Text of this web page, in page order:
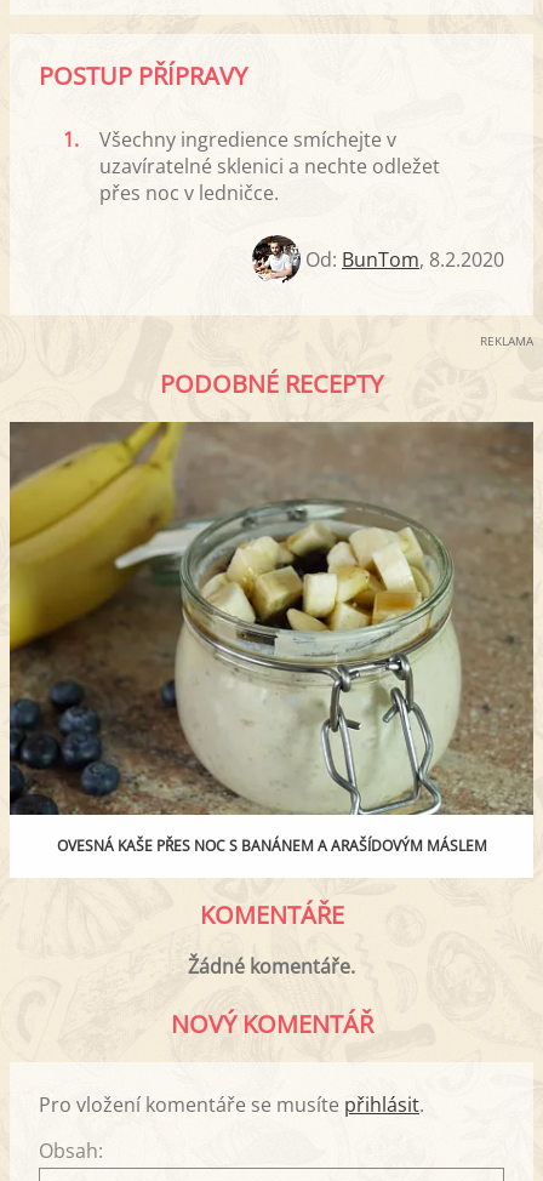
POSTUP PŘÍPRAVY
1.
Všechny ingredience smíchejte v
uzavíratelné sklenici a nechte odležet
přes noc v ledničce.
Od: BunTom, 8.2.2020
REKLAMA
PODOBNÉ RECEPTY
OVESNÁ KAŠE PŘES NOC S BANÁNEM A ARAŠÍDOVÝM MÁSLEM
KOMENTÁŘE
Žádné komentáře.
NOVÝ KOMENTÁŘ
Pro vložení komentáře se musíte přihlásit.
Obsah: